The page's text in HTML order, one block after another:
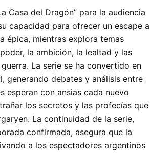
Casa del Dragón” para la audiencia
capacidad para ofrecer un escape a
épica, mientras explora temas
la ambición, la lealtad y las
La serie se ha convertido en
generando debates y análisis entre
esperan con ansias cada nuevo
los secretos y las profecías que
La continuidad de la serie,
confirmada, asegura que la
a los espectadores argentinos